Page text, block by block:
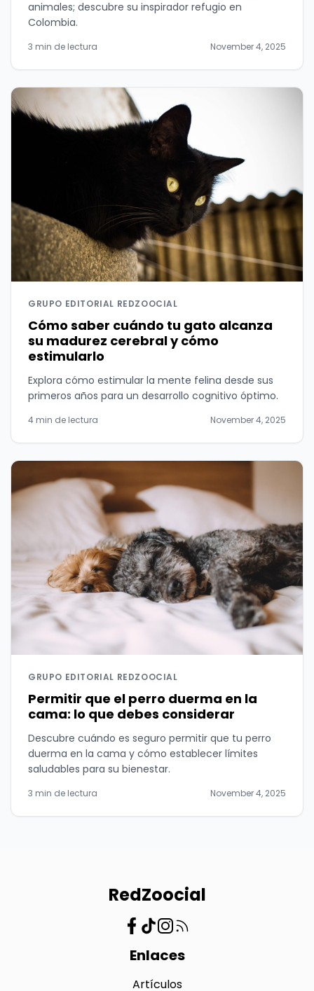
animales; descubre su inspirador refugio en
Colombia.
3 min de lectura November 4, 2025
GRUPO EDITORIAL REDZOOCIAL
Cómo saber cuándo tu gato alcanza
su madurez cerebral y cómo
estimularlo
Explora cómo estimular la mente felina desde sus
primeros años para un desarrollo cognitivo óptimo.
4 min de lectura November 4, 2025
GRUPO EDITORIAL REDZOOCIAL
Permitir que el perro duerma en la
cama: lo que debes considerar
Descubre cuándo es seguro permitir que tu perro
duerma en la cama y cómo establecer límites
saludables para su bienestar.
3 min de lectura November 4, 2025
RedZoocial
Enlaces
Artículos